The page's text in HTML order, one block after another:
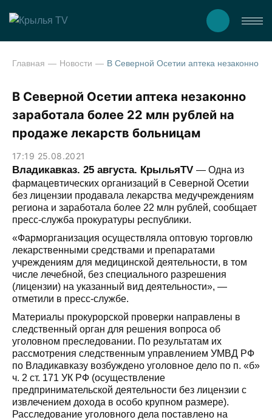
Главная Новости
В Северной Осетии аптека незаконно
заработала более 22 млн рублей на
продаже лекарств больницам
17:19 25.08.2021
Владикавказ. 25 августа. КрыльяТV — Одна из
фармацевтических организаций в Северной Осетии
без лицензии продавала лекарства медучреждениям
региона и заработала более 22 млн рублей, сообщает
пресс-служба прокуратуры республики.
«Фарморганизация осуществляла оптовую торговлю
лекарственными средствами и препаратами
учреждениям для медицинской деятельности, в том
числе лечебной, без специального разрешения
(лицензии) на указанный вид деятельности», —
отметили в пресс-службе.
Материалы прокурорской проверки направлены в
следственный орган для решения вопроса об
уголовном преследовании. По результатам их
рассмотрения следственным управлением УМВД РФ
по Владикавказу возбуждено уголовное дело по п. «б»
ч. 2 ст. 171 УК РФ (осуществление
предпринимательской деятельности без лицензии с
извлечением дохода в особо крупном размере).
Расследование уголовного дела поставлено на